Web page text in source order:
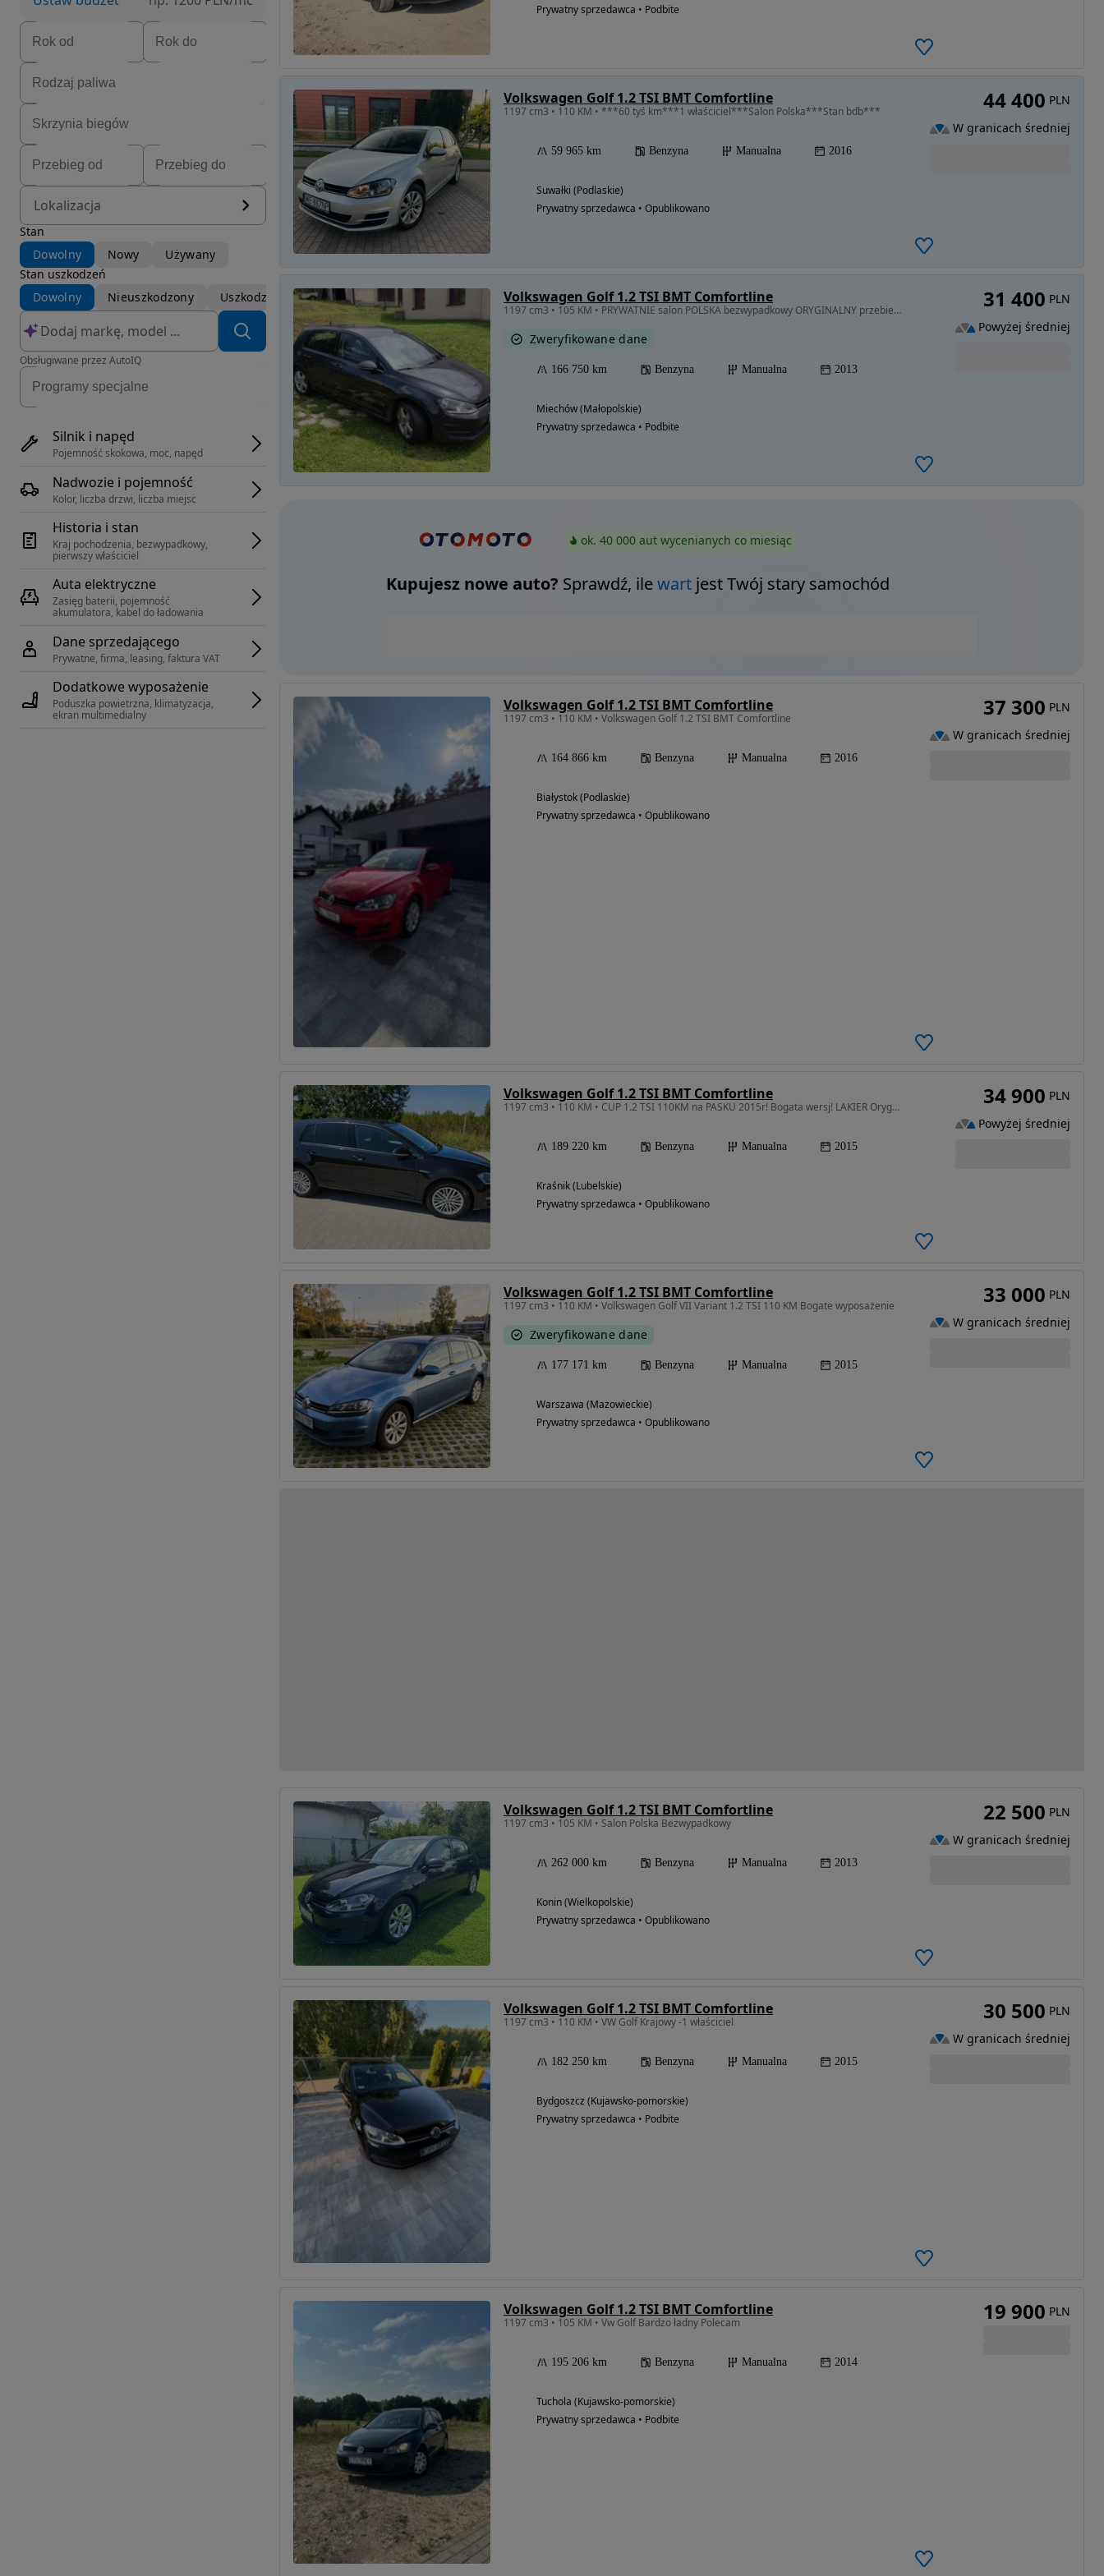
Lokalizacja
Stan
Dowolny
Nowy
Używany
Stan uszkodzeń
Dowolny
Nieuszkodzony Uszkodzony
Obsługiwane przez AutoIQ
Silnik i napęd
Pojemność skokowa, moc, napęd
Nadwozie i pojemność
Kolor, liczba drzwi, liczba miejsc
Historia i stan
Kraj pochodzenia, bezwypadkowy,
pierwszy właściciel
Auta elektryczne
Zasięg baterii, pojemność
akumulatora, kabel do ładowania
Dane sprzedającego
Prywatne, firma, leasing, faktura VAT
Dodatkowe wyposażenie
Poduszka powietrzna, klimatyzacja,
ekran multimedialny
Prywatny sprzedawca • Podbite
Volkswagen Golf 1.2 TSI BMT Comfortline
1197 cm3 • 110 KM • ***60 tyś km***1 właściciel***Salon Polska***Stan bdb***
59 965 km Benzyna Manualna 2016
Suwałki (Podlaskie)
Prywatny sprzedawca • Opublikowano
44 400 PLN
W granicach średniej
Volkswagen Golf 1.2 TSI BMT Comfortline
1197 cm3 • 105 KM • PRYWATNIE salon POLSKA bezwypadkowy ORYGINALNY przebieg EKSTRA kolor
Zweryfikowane dane
166 750 km Benzyna Manualna 2013
Miechów (Małopolskie)
Prywatny sprzedawca • Podbite
31 400 PLN
Powyżej średniej
ok. 40 000 aut wycenianych co miesiąc
Kupujesz nowe auto? Sprawdź, ilewartjest Twój stary samochód
Volkswagen Golf 1.2 TSI BMT Comfortline
1197 cm3 • 110 KM • Volkswagen Golf 1.2 TSI BMT Comfortline
164 866 km Benzyna Manualna 2016
Białystok (Podlaskie)
Prywatny sprzedawca • Opublikowano
37 300 PLN
W granicach średniej
Volkswagen Golf 1.2 TSI BMT Comfortline
1197 cm3 • 110 KM • CUP 1.2 TSI 110KM na PASKU 2015r! Bogata wersj! LAKIER Oryginał Niemcy
189 220 km Benzyna Manualna 2015
Kraśnik (Lubelskie)
Prywatny sprzedawca • Opublikowano
34 900 PLN
Powyżej średniej
Volkswagen Golf 1.2 TSI BMT Comfortline
1197 cm3 • 110 KM • Volkswagen Golf VII Variant 1.2 TSI 110 KM Bogate wyposażenie
Zweryfikowane dane
177 171 km Benzyna Manualna 2015
Warszawa (Mazowieckie)
Prywatny sprzedawca • Opublikowano
33 000 PLN
W granicach średniej
Volkswagen Golf 1.2 TSI BMT Comfortline
1197 cm3 • 105 KM • Salon Polska Bezwypadkowy
262 000 km Benzyna Manualna 2013
Konin (Wielkopolskie)
Prywatny sprzedawca • Opublikowano
22 500 PLN
W granicach średniej
Volkswagen Golf 1.2 TSI BMT Comfortline
1197 cm3 • 110 KM • VW Golf Krajowy -1 właściciel
182 250 km Benzyna Manualna 2015
Bydgoszcz (Kujawsko-pomorskie)
Prywatny sprzedawca • Podbite
30 500 PLN
W granicach średniej
Volkswagen Golf 1.2 TSI BMT Comfortline
1197 cm3 • 105 KM • Vw Golf Bardzo ładny Polecam
195 206 km Benzyna Manualna 2014
Tuchola (Kujawsko-pomorskie)
Prywatny sprzedawca • Podbite
19 900 PLN